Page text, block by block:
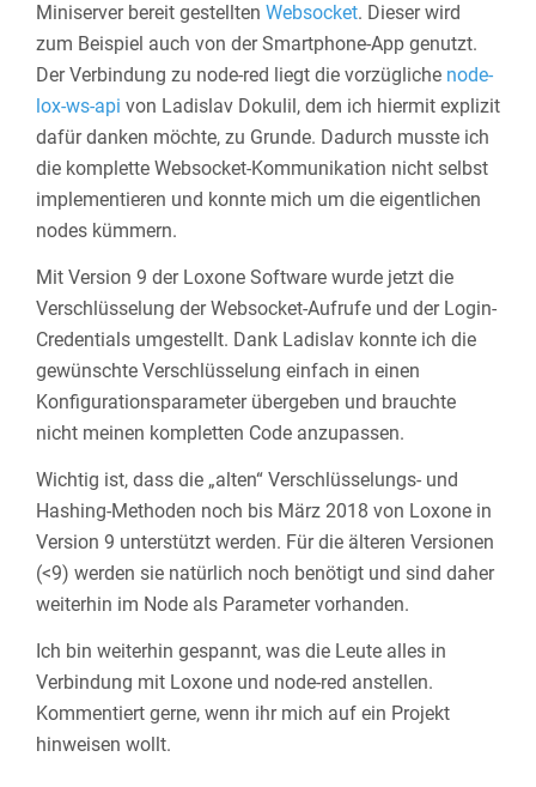
Miniserver bereit gestellten Websocket. Dieser wird
zum Beispiel auch von der Smartphone-App genutzt.
Der Verbindung zu node-red liegt die vorzügliche node-
lox-ws-api von Ladislav Dokulil, dem ich hiermit explizit
dafür danken möchte, zu Grunde. Dadurch musste ich
die komplette Websocket-Kommunikation nicht selbst
implementieren und konnte mich um die eigentlichen
nodes kümmern.
Mit Version 9 der Loxone Software wurde jetzt die
Verschlüsselung der Websocket-Aufrufe und der Login-
Credentials umgestellt. Dank Ladislav konnte ich die
gewünschte Verschlüsselung einfach in einen
Konfigurationsparameter übergeben und brauchte
nicht meinen kompletten Code anzupassen.
Wichtig ist, dass die „alten“ Verschlüsselungs- und
Hashing-Methoden noch bis März 2018 von Loxone in
Version 9 unterstützt werden. Für die älteren Versionen
(<9) werden sie natürlich noch benötigt und sind daher
weiterhin im Node als Parameter vorhanden.
Ich bin weiterhin gespannt, was die Leute alles in
Verbindung mit Loxone und node-red anstellen.
Kommentiert gerne, wenn ihr mich auf ein Projekt
hinweisen wollt.